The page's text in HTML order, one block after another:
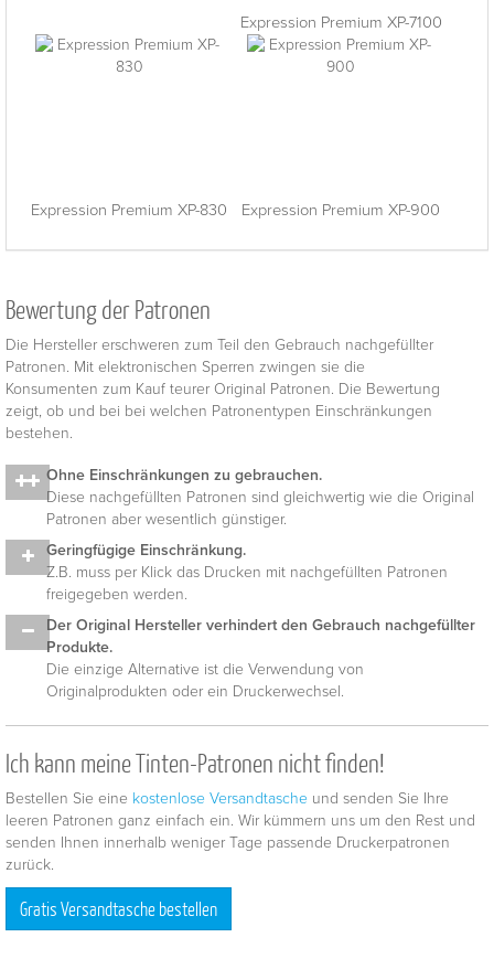
Expression Premium XP-7100
Expression Premium XP-830 Expression Premium XP-900
Bewertung der Patronen
Die Hersteller erschweren zum Teil den Gebrauch nachgefüllter
Patronen. Mit elektronischen Sperren zwingen sie die
Konsumenten zum Kauf teurer Original Patronen. Die Bewertung
zeigt, ob und bei bei welchen Patronentypen Einschränkungen
bestehen.
Ohne Einschränkungen zu gebrauchen.
Diese nachgefüllten Patronen sind gleichwertig wie die Original
Patronen aber wesentlich günstiger.
Geringfügige Einschränkung.
Z.B. muss per Klick das Drucken mit nachgefüllten Patronen
freigegeben werden.
Der Original Hersteller verhindert den Gebrauch nachgefüllter
Produkte.
Die einzige Alternative ist die Verwendung von
Originalprodukten oder ein Druckerwechsel.
Ich kann meine Tinten-Patronen nicht finden!
Bestellen Sie eine kostenlose Versandtasche und senden Sie Ihre
leeren Patronen ganz einfach ein. Wir kümmern uns um den Rest und
senden Ihnen innerhalb weniger Tage passende Druckerpatronen
zurück.
Gratis Versandtasche bestellen